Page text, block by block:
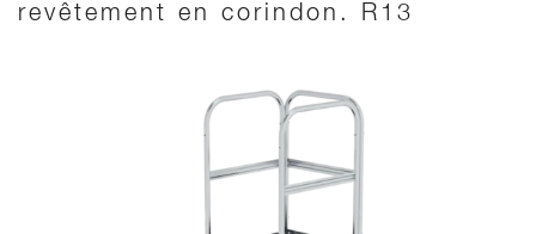
revêtement en corindon. R13